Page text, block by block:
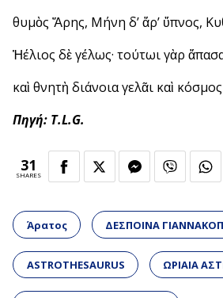
θυμὸς Ἄρης, Μήνη δ’ ἄρ’ ὕπνος,
Ἠέλιος δὲ γέλως· τούτωι γὰρ
καὶ θνητὴ διάνοια γελᾶι καὶ
Πηγή: T.L.G.
31
SHARES
Άρατος ΔΕΣΠΟΙΝΑ
ASTROTHESAURUS ΩΡΙΑΙΑ